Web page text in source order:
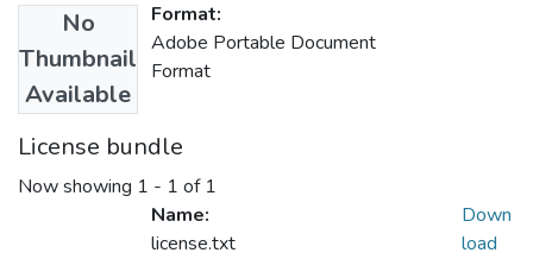
No
Thumbnail
Available
Format:
Adobe Portable Document
Format
License bundle
Now showing 1 - 1 of 1
Name:
license.txt
Down
load